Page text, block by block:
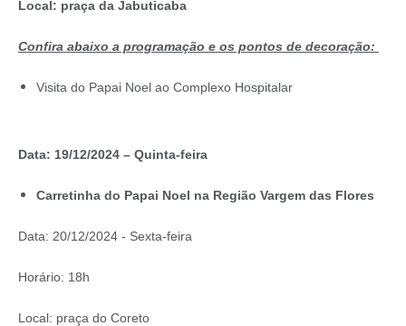
Local: praça da Jabuticaba
Confira abaixo a programação e os pontos de decoração:
Visita do Papai Noel ao Complexo Hospitalar
Data: 19/12/2024 – Quinta-feira
Carretinha do Papai Noel na Região Vargem das Flores
Data: 20/12/2024 - Sexta-feira
Horário: 18h
Local: praça do Coreto